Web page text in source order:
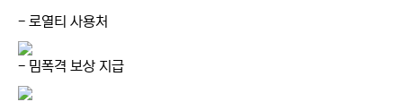
- 로열티 사용처
- 밈폭격 보상 지급